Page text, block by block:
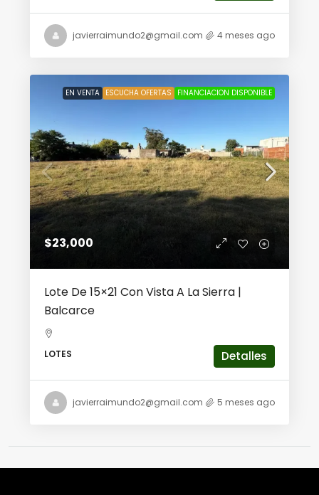
javierraimundo2@gmail.com 4 meses ago
EN VENTA ESCUCHA OFERTAS FINANCIACION DISPONIBLE
$23,000
Lote De 15×21 Con Vista A La Sierra |
Balcarce
LOTES Detalles
javierraimundo2@gmail.com 5 meses ago